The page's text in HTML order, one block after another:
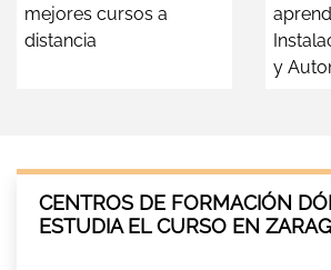
mejores cursos a
distancia
y
CENTROS DE FORMACIÓN
ESTUDIA EL CURSO EN